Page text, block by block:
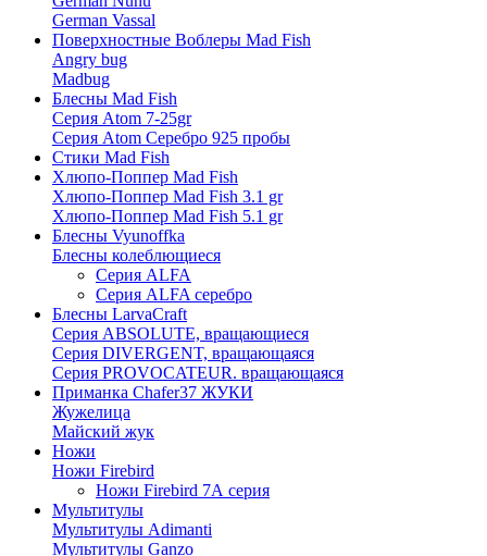
German Vassal
Поверхностные Воблеры Mad Fish
Angry bug
Madbug
Блесны Mad Fish
Серия Atom 7-25gr
Серия Atom Серебро 925 пробы
Стики Mad Fish
Хлюпо-Поппер Mad Fish
Хлюпо-Поппер Mad Fish 3.1 gr
Хлюпо-Поппер Mad Fish 5.1 gr
Блесны Vyunoffka
Блесны колеблющиеся
Серия ALFA
Серия ALFA серебро
Блесны LarvaCraft
Серия ABSOLUTE, вращающиеся
Серия DIVERGENT, вращающаяся
Серия PROVOCATEUR. вращающаяся
Приманка Chafer37 ЖУКИ
Жужелица
Майский жук
Ножи
Ножи Firebird
Ножи Firebird 7А серия
Мультитулы
Мультитулы Adimanti
Мультитулы Ganzo